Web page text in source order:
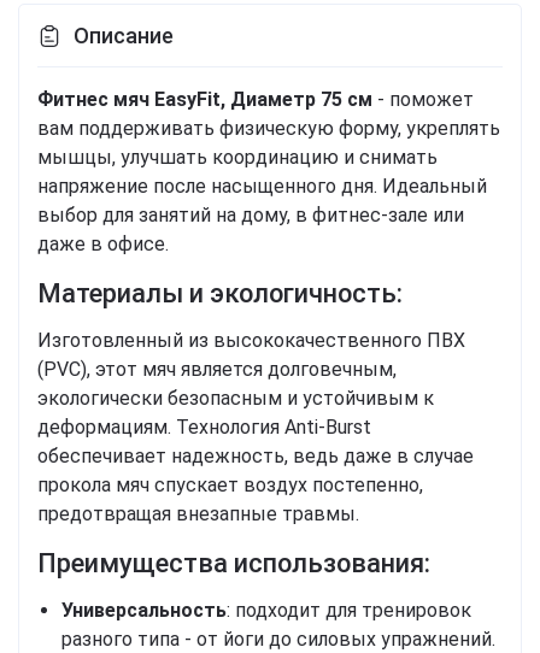
Описание
Фитнес мяч EasyFit, Диаметр 75 см - поможет
вам поддерживать физическую форму, укреплять
мышцы, улучшать координацию и снимать
напряжение после насыщенного дня. Идеальный
выбор для занятий на дому, в фитнес-зале или
даже в офисе.
Материалы и экологичность:
Изготовленный из высококачественного ПВХ
(PVC), этот мяч является долговечным,
экологически безопасным и устойчивым к
деформациям. Технология Anti-Burst
обеспечивает надежность, ведь даже в случае
прокола мяч спускает воздух постепенно,
предотвращая внезапные травмы.
Преимущества использования:
Универсальность: подходит для тренировок
разного типа - от йоги до силовых упражнений.